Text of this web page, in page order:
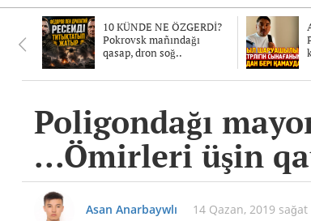
10 KÜNDE NE ÖZGERDİ?
Pokrovsk mañındağı
qasap, dron soğ..
Poligondağı
...Ömirleri üşin
Asan Anarbaywlı 14 Qazan, 2019 sağat